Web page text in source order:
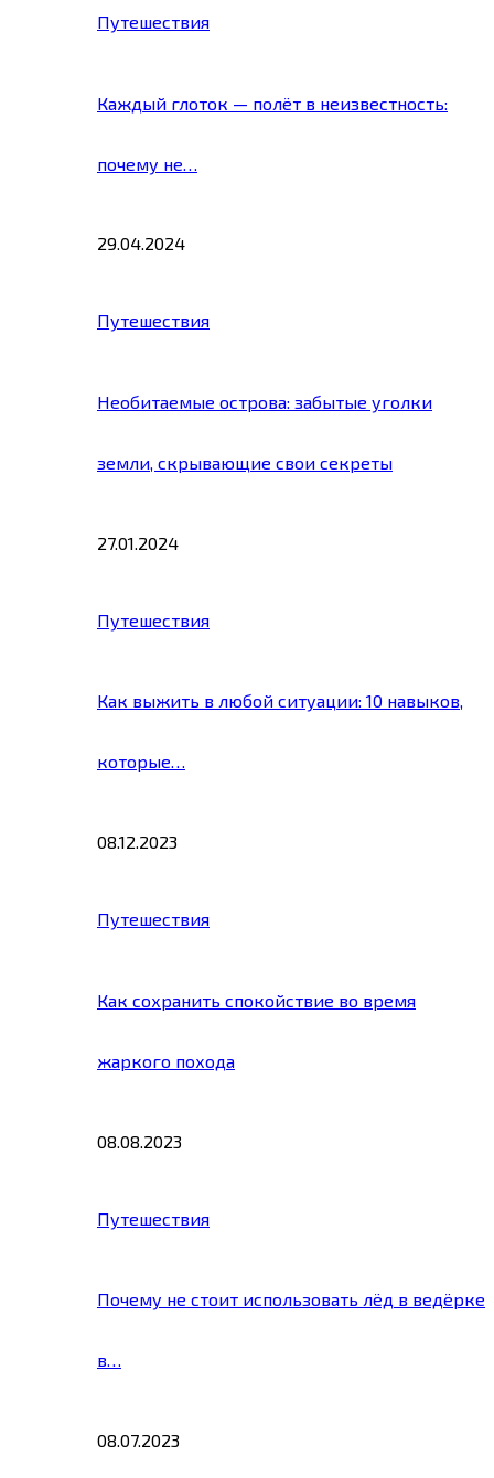
Путешествия
Каждый глоток — полёт в неизвестность:
почему не…
29.04.2024
Путешествия
Необитаемые острова: забытые уголки
земли, скрывающие свои секреты
27.01.2024
Путешествия
Как выжить в любой ситуации: 10 навыков,
которые…
08.12.2023
Путешествия
Как сохранить спокойствие во время
жаркого похода
08.08.2023
Путешествия
Почему не стоит использовать лёд в ведёрке
в…
08.07.2023